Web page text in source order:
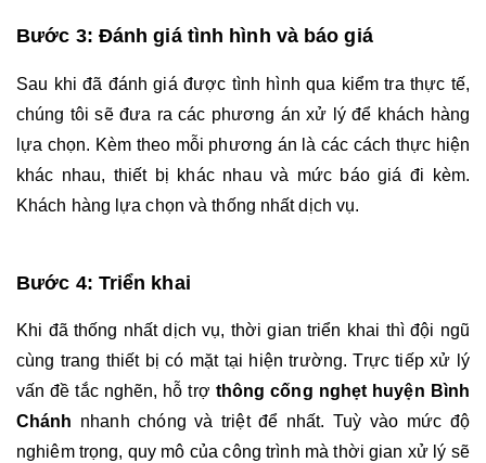
Bước 3: Đánh giá tình hình và báo giá
Sau khi đã đánh giá được tình hình qua kiểm tra thực tế,
chúng tôi sẽ đưa ra các phương án xử lý để khách hàng
lựa chọn. Kèm theo mỗi phương án là các cách thực hiện
khác nhau, thiết bị khác nhau và mức báo giá đi kèm.
Khách hàng lựa chọn và thống nhất dịch vụ.
Bước 4: Triển khai
Khi đã thống nhất dịch vụ, thời gian triển khai thì đội ngũ
cùng trang thiết bị có mặt tại hiện trường. Trực tiếp xử lý
vấn đề tắc nghẽn, hỗ trợ thông cống nghẹt huyện Bình
Chánh nhanh chóng và triệt để nhất. Tuỳ vào mức độ
nghiêm trọng, quy mô của công trình mà thời gian xử lý sẽ